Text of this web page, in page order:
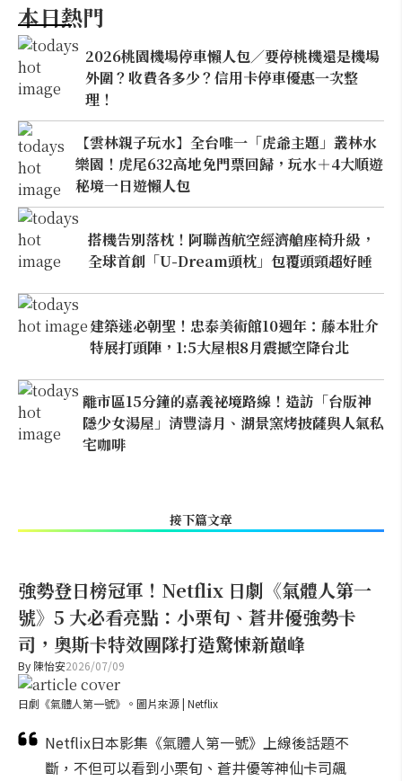
本日熱門
2026桃園機場停車懶人包／要停桃機還是機場
外圍？收費各多少？信用卡停車優惠一次整
理！
【雲林親子玩水】全台唯一「虎爺主題」叢林水
樂園！虎尾632高地免門票回歸，玩水＋4大順遊
秘境一日遊懶人包
搭機告別落枕！阿聯酋航空經濟艙座椅升級，
全球首創「U-Dream頭枕」包覆頭頸超好睡
建築迷必朝聖！忠泰美術館10週年：藤本壯介
特展打頭陣，1:5大屋根8月震撼空降台北
離市區15分鐘的嘉義祕境路線！造訪「台版神
隱少女湯屋」清豐濤月、湖景窯烤披薩與人氣私
宅咖啡
接下篇文章
強勢登日榜冠軍！Netflix 日劇《氣體人第一
號》5 大必看亮點：小栗旬、蒼井優強勢卡
司，奧斯卡特效團隊打造驚悚新巔峰
By 陳怡安2026/07/09
日劇《氣體人第一號》。圖片來源 | Netflix
Netflix日本影集《氣體人第一號》上線後話題不
斷，不但可以看到小栗旬、蒼井優等神仙卡司飆